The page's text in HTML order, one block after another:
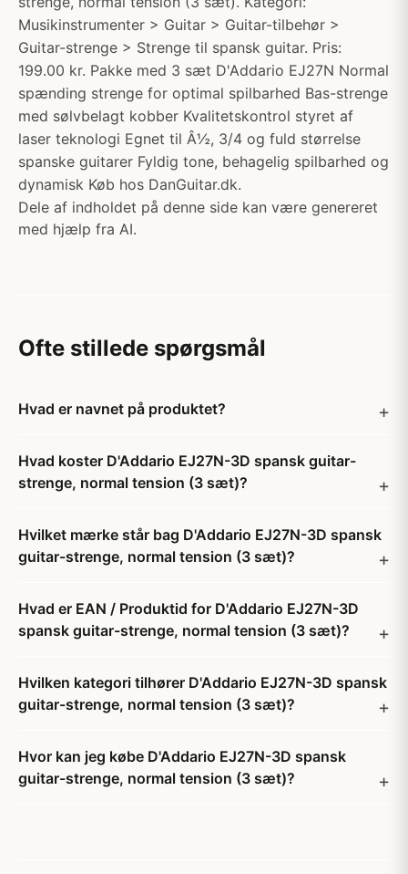
Musikinstrumenter > Guitar > Guitar-tilbehør >
Guitar-strenge > Strenge til spansk guitar. Pris:
199.00 kr. Pakke med 3 sæt D'Addario EJ27N Normal
spænding strenge for optimal spilbarhed Bas-strenge
med sølvbelagt kobber Kvalitetskontrol styret af
laser teknologi Egnet til Â½, 3/4 og fuld størrelse
spanske guitarer Fyldig tone, behagelig spilbarhed og
dynamisk Køb hos DanGuitar.dk.
Dele af indholdet på denne side kan være genereret
med hjælp fra AI.
Ofte stillede spørgsmål
Hvad er navnet på produktet?
Hvad koster D'Addario EJ27N-3D spansk guitar-
strenge, normal tension (3 sæt)?
Hvilket mærke står bag D'Addario EJ27N-3D spansk
guitar-strenge, normal tension (3 sæt)?
Hvad er EAN / Produktid for D'Addario EJ27N-3D
spansk guitar-strenge, normal tension (3 sæt)?
Hvilken kategori tilhører D'Addario EJ27N-3D spansk
guitar-strenge, normal tension (3 sæt)?
Hvor kan jeg købe D'Addario EJ27N-3D spansk
guitar-strenge, normal tension (3 sæt)?